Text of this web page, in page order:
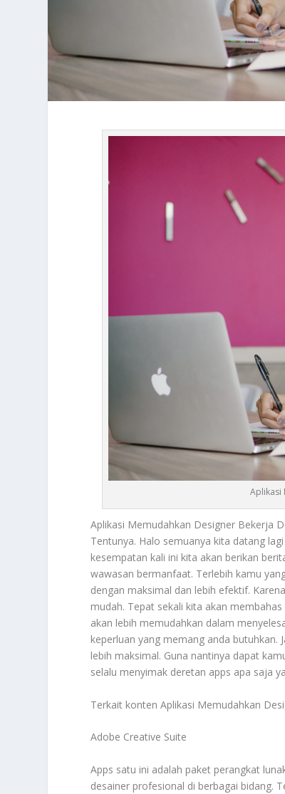
Aplikasi
Aplikasi Memudahkan Designer Bekerja
Tentunya. Halo semuanya kita datang
kesempatan kali ini kita akan berikan
wawasan bermanfaat. Terlebih kamu
dengan maksimal dan lebih efektif.
mudah. Tepat sekali kita akan
akan lebih memudahkan dalam
keperluan yang memang anda butuhkan.
lebih maksimal. Guna nantinya dapat
selalu menyimak deretan apps apa saja
Terkait kontenAplikasi Memudahkan
Adobe Creative Suite
Apps satu ini adalah paket perangkat
desainer profesional di berbagai bidang.